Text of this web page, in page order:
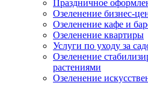
Праздничное
Озеленение бизнес-
Озеленение кафе и
Озеленение квартиры
Услуги по уходу за
Озеленение
растениями
Озеленение